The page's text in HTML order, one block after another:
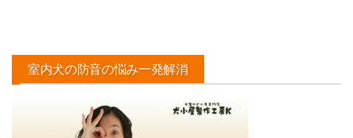
室内犬の防音の悩み一発解消